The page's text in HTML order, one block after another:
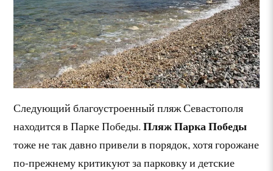
Следующий благоустроенный пляж Севастополя
находится в Парке Победы.Пляж Парка Победы
тоже не так давно привели в порядок, хотя горожане
по-прежнему критикуют за парковку и детские